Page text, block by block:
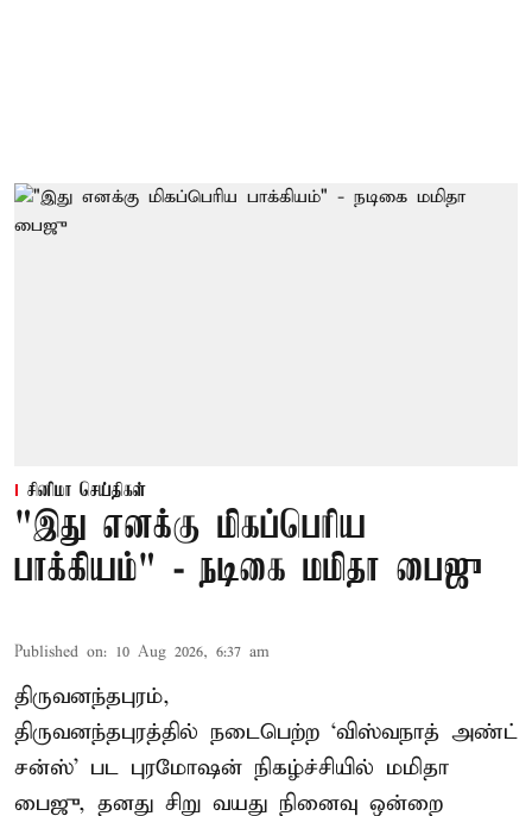
சினிமா செய்திகள்
"இது எனக்கு மிகப்பெரிய
பாக்கியம்" - நடிகை மமிதா பைஜு
Published on: 10 Aug 2026, 6:37 am
திருவனந்தபுரம்,
திருவனந்தபுரத்தில் நடைபெற்ற ‘விஸ்வநாத் அண்ட்
சன்ஸ்’ பட புரமோஷன் நிகழ்ச்சியில் மமிதா
பைஜு, தனது சிறு வயது நினைவு ஒன்றை